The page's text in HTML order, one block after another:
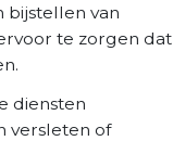
bijstellen van
te zorgen dat
diensten
versleten of